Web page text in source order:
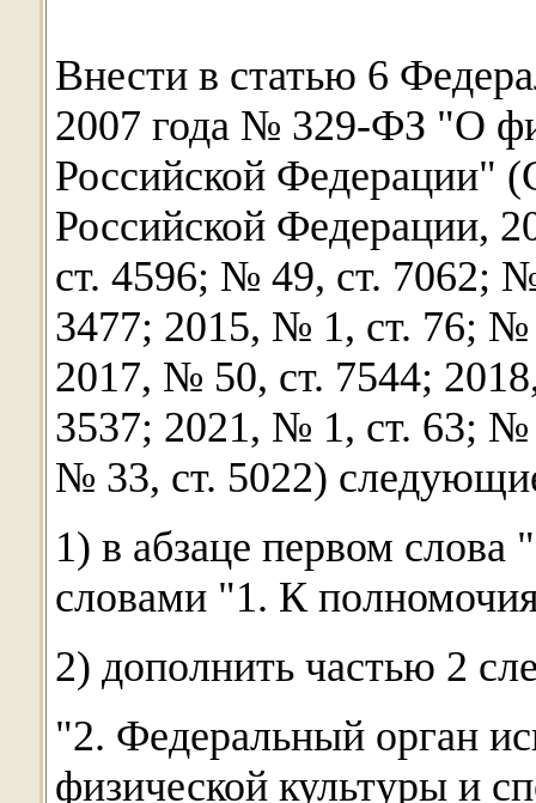
Внести в статью 6
2007 года № 329-ФЗ "О
Российской Федерации"
Российской Федерации,
ст. 4596; № 49, ст. 7062;
3477; 2015, № 1, ст. 76; №
2017, № 50, ст. 7544;
3537; 2021, № 1, ст. 63; №
№ 33, ст. 5022)
1) в абзаце первом
словами "1. К
2) дополнить частью 2
"2. Федеральный орган
физической культуры и